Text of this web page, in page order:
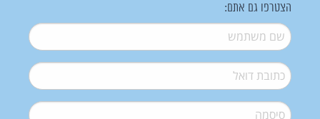
הצטרפו גם אתם:
שם משתמש*
דואל*
סיסמה*